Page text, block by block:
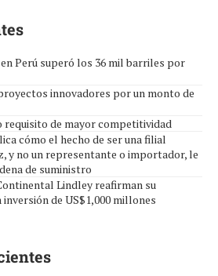
Perú superó los 36 mil barriles por
innovadores por un monto de
requisito de mayor competitividad
cómo el hecho de ser una filial
y no un representante o importador, le
de suministro
Lindley reafirman su
de US$1,000 millones